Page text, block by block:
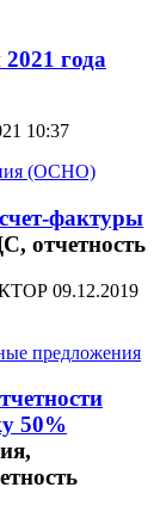
года
10:37
(ОСНО)
фактуры
09.12.2019
предложения
50%